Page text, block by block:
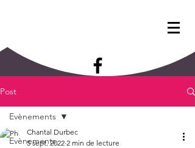
Post
Evènements
Evènements
Chantal Durbec
5 sept. 2022 2 min de lecture